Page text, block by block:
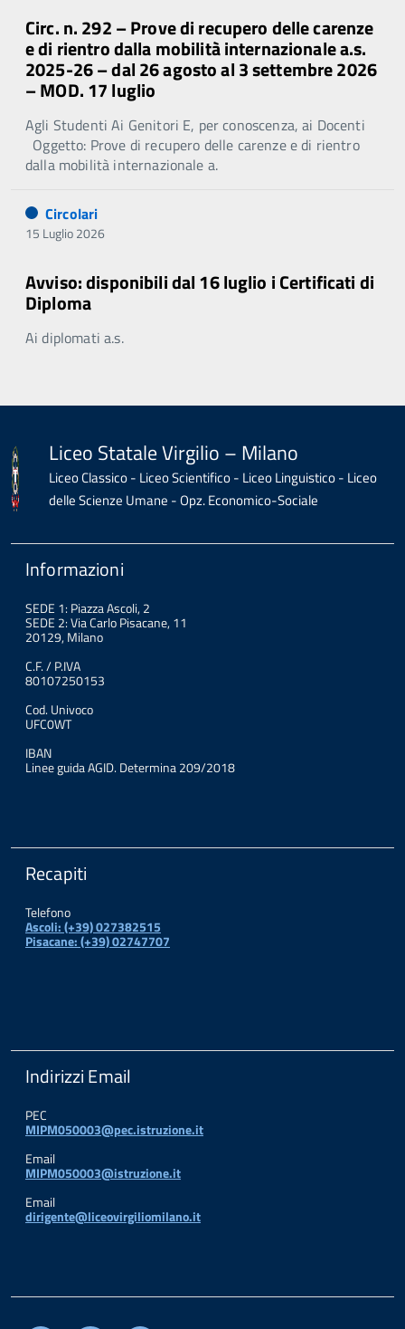
Circ. n. 292 – Prove di recupero delle carenze
e di rientro dalla mobilità internazionale a.s.
2025-26 – dal 26 agosto al 3 settembre 2026
– MOD. 17 luglio
Agli Studenti Ai Genitori E, per conoscenza, ai Docenti
Oggetto: Prove di recupero delle carenze e di rientro
dalla mobilità internazionale a.
Circolari
15 Luglio 2026
Avviso: disponibili dal 16 luglio i Certificati di
Diploma
Ai diplomati a.s.
Liceo Statale Virgilio – Milano
Liceo Classico - Liceo Scientifico - Liceo Linguistico - Liceo
delle Scienze Umane - Opz. Economico-Sociale
Informazioni
SEDE 1: Piazza Ascoli, 2
SEDE 2: Via Carlo Pisacane, 11
20129, Milano
C.F. / P.IVA
80107250153
Cod. Univoco
UFC0WT
IBAN
Linee guida AGID. Determina 209/2018
Recapiti
Telefono
Ascoli: (+39) 027382515
Pisacane: (+39) 02747707
Indirizzi Email
PEC
MIPM050003@pec.istruzione.it
Email
MIPM050003@istruzione.it
Email
dirigente@liceovirgiliomilano.it